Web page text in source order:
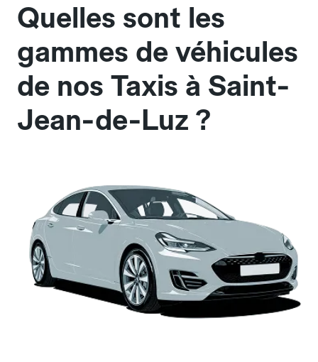
Quelles sont les
gammes de véhicules
de nos Taxis à Saint-
Jean-de-Luz ?